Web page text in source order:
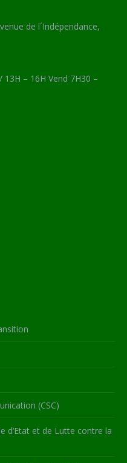
de l´Indépendance,
– 16H Vend 7H30 –
(CSC)
d’Etat et de Lutte contre la